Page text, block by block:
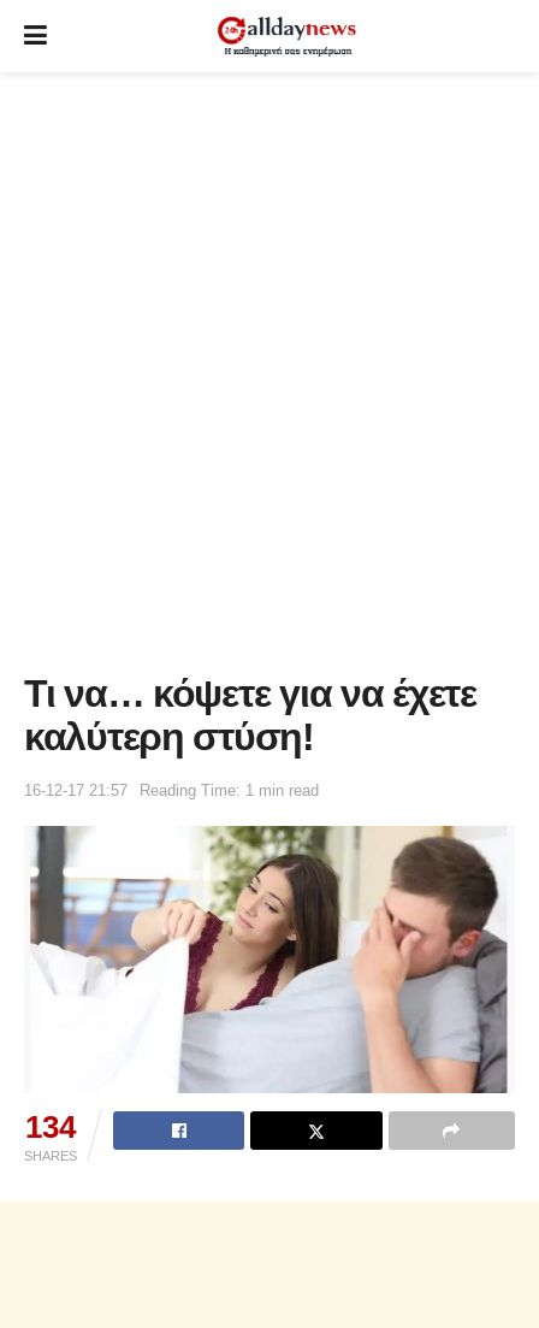
Τι να… κόψετε για να έχετε
καλύτερη στύση!
16-12-17 21:57 Reading Time: 1 min read
134
SHARES